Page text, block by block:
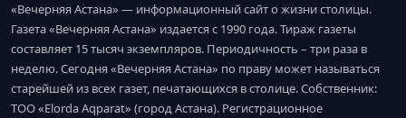
«Вечерняя Астана» — информационный сайт о жизни столицы.
Газета «Вечерняя Астана» издается с 1990 года. Тираж газеты
составляет 15 тысяч экземпляров. Периодичность – три раза в
неделю. Сегодня «Вечерняя Астана» по праву может называться
старейшей из всех газет, печатающихся в столице. Собственник:
ТОО «Elorda Aqparat» (город Астана). Регистрационное